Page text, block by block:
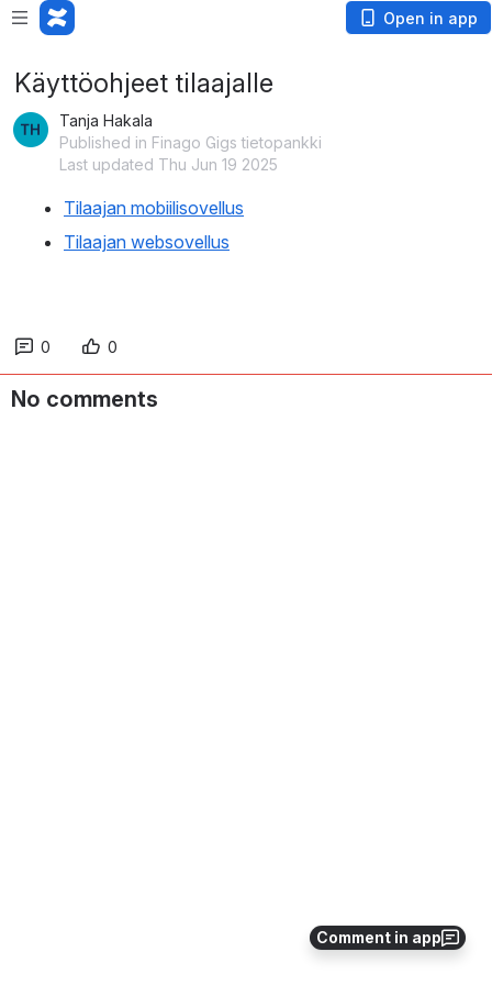
Open in app
Comment in app
Käyttöohjeet tilaajalle
Tanja Hakala
Published in Finago Gigs tietopankki
Last updated Thu Jun 19 2025
Tilaajan mobiilisovellus
Tilaajan websovellus
0 0
No comments